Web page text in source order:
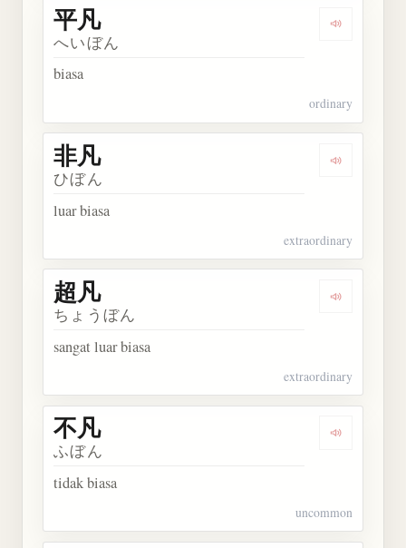
Dengarkan
平凡
へいぼん
biasa
ordinary
Dengarkan
非凡
ひぼん
luar biasa
extraordinary
Dengarkan
超凡
ちょうぼん
sangat luar biasa
extraordinary
Dengarkan
不凡
ふぼん
tidak biasa
uncommon